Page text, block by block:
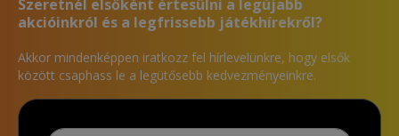
Szeretnél elsőként értesülni a legújabb
akcióinkról és a legfrissebb játékhírekről?
Akkor mindenképpen iratkozz fel hírlevelünkre, hogy elsők
között csaphass le a legütősebb kedvezményeinkre.